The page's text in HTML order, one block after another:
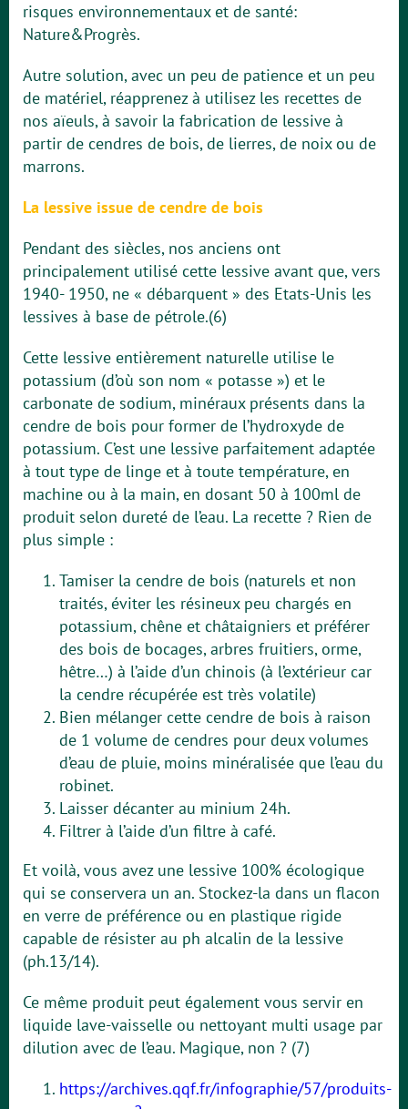
risques environnementaux et de santé:
Nature&Progrès.
Autre solution, avec un peu de patience et un peu
de matériel, réapprenez à utilisez les recettes de
nos aïeuls, à savoir la fabrication de lessive à
partir de cendres de bois, de lierres, de noix ou de
marrons.
La lessive issue de cendre de bois
Pendant des siècles, nos anciens ont
principalement utilisé cette lessive avant que, vers
1940- 1950, ne « débarquent » des Etats-Unis les
lessives à base de pétrole.(6)
Cette lessive entièrement naturelle utilise le
potassium (d’où son nom « potasse ») et le
carbonate de sodium, minéraux présents dans la
cendre de bois pour former de l’hydroxyde de
potassium. C’est une lessive parfaitement adaptée
à tout type de linge et à toute température, en
machine ou à la main, en dosant 50 à 100ml de
produit selon dureté de l’eau. La recette ? Rien de
plus simple :
Tamiser la cendre de bois (naturels et non
traités, éviter les résineux peu chargés en
potassium, chêne et châtaigniers et préférer
des bois de bocages, arbres fruitiers, orme,
hêtre…) à l’aide d’un chinois (à l’extérieur car
la cendre récupérée est très volatile)
Bien mélanger cette cendre de bois à raison
de 1 volume de cendres pour deux volumes
d’eau de pluie, moins minéralisée que l’eau du
robinet.
Laisser décanter au minium 24h.
Filtrer à l’aide d’un filtre à café.
Et voilà, vous avez une lessive 100% écologique
qui se conservera un an. Stockez-la dans un flacon
en verre de préférence ou en plastique rigide
capable de résister au ph alcalin de la lessive
(ph.13/14).
Ce même produit peut également vous servir en
liquide lave-vaisselle ou nettoyant multi usage par
dilution avec de l’eau. Magique, non ? (7)
https://archives.qqf.fr/infographie/57/produits-